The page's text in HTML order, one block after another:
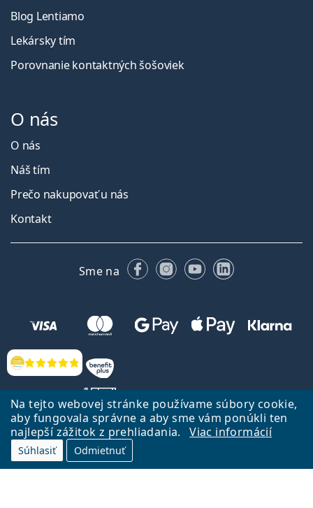
Na tejto webovej stránke používame súbory cookie,
aby fungovala správne a aby sme vám ponúkli ten
najlepší zážitok z prehliadania.
Viac informácií
Súhlasiť Odmietnuť
Hodnotenia
Blog Lentiamo
Lekársky tím
Porovnanie kontaktných šošoviek
O nás
O nás
Náš tím
Prečo nakupovať u nás
Kontakt
Sme na FacebookuInstagrame
YouTubeLinkedIn
Späť na Úvodnu stránku
Lentiamo.sk vlastní a prevádzkuje spoločnosť Lentiamo s.r.o., Česká